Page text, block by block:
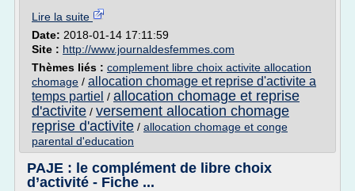
Lire la suite
Date: 2018-01-14 17:11:59
Site : http://www.journaldesfemmes.com
Thèmes liés : complement libre choix activite allocation
chomage / allocation chomage et reprise d'activite a
temps partiel / allocation chomage et reprise
d'activite / versement allocation chomage
reprise d'activite / allocation chomage et conge
parental d'education
PAJE : le complément de libre choix
d’activité - Fiche ...